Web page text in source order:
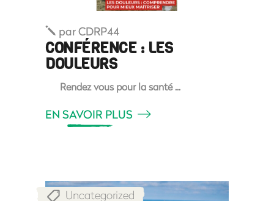
parCDRP44
CONFÉRENCE : LES
DOULEURS
Rendez vous pour la santé
EN SAVOIR PLUS
Uncategorized